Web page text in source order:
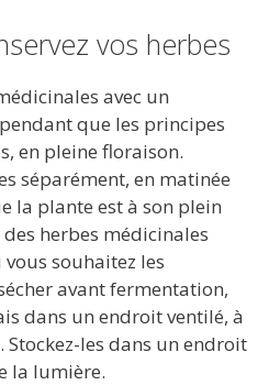
vos herbes
avec un
que les principes
en pleine floraison.
séparément, en matinée
la plante est à son plein
herbes médicinales
vous souhaitez les
avant fermentation,
dans un endroit ventilé, à
Stockez-les dans un endroit
la lumière.